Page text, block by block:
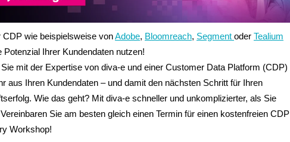
CDP wie beispielsweise vonAdobe, Bloomreach, Segment oder Tealium
Potenzial Ihrer Kundendaten nutzen!
mit der Expertise von diva-e und einer Customer Data Platform (CDP)
aus Ihren Kundendaten – und damit den nächsten Schritt für Ihren
Wie das geht? Mit diva-e schneller und unkomplizierter, als Sie
Sie am besten gleich einen Termin für einen kostenfreien CDP
Workshop!